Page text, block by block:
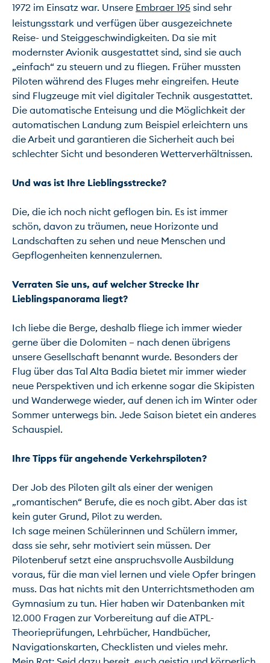
1972 im Einsatz war. Unsere Embraer 195 sind sehr
leistungsstark und verfügen über ausgezeichnete
Reise- und Steiggeschwindigkeiten. Da sie mit
modernster Avionik ausgestattet sind, sind sie auch
„einfach“ zu steuern und zu fliegen. Früher mussten
Piloten während des Fluges mehr eingreifen. Heute
sind Flugzeuge mit viel digitaler Technik ausgestattet.
Die automatische Enteisung und die Möglichkeit der
automatischen Landung zum Beispiel erleichtern uns
die Arbeit und garantieren die Sicherheit auch bei
schlechter Sicht und besonderen Wetterverhältnissen.
Und was ist Ihre Lieblingsstrecke?
Die, die ich noch nicht geflogen bin. Es ist immer
schön, davon zu träumen, neue Horizonte und
Landschaften zu sehen und neue Menschen und
Gepflogenheiten kennenzulernen.
Verraten Sie uns, auf welcher Strecke Ihr
Lieblingspanorama liegt?
Ich liebe die Berge, deshalb fliege ich immer wieder
gerne über die Dolomiten – nach denen übrigens
unsere Gesellschaft benannt wurde. Besonders der
Flug über das Tal Alta Badia bietet mir immer wieder
neue Perspektiven und ich erkenne sogar die Skipisten
und Wanderwege wieder, auf denen ich im Winter oder
Sommer unterwegs bin. Jede Saison bietet ein anderes
Schauspiel.
Ihre Tipps für angehende Verkehrspiloten?
Der Job des Piloten gilt als einer der wenigen
„romantischen“ Berufe, die es noch gibt. Aber das ist
kein guter Grund, Pilot zu werden.
Ich sage meinen Schülerinnen und Schülern immer,
dass sie sehr, sehr motiviert sein müssen. Der
Pilotenberuf setzt eine anspruchsvolle Ausbildung
voraus, für die man viel lernen und viele Opfer bringen
muss. Das hat nichts mit den Unterrichtsmethoden am
Gymnasium zu tun. Hier haben wir Datenbanken mit
12.000 Fragen zur Vorbereitung auf die ATPL-
Theorieprüfungen, Lehrbücher, Handbücher,
Navigationskarten, Checklisten und vieles mehr.